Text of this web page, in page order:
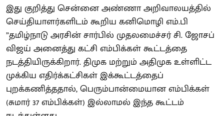
இது குறித்து சென்னை அண்ணா அறிவாலயத்தில்
செய்தியாளர்களிடம் கூறிய கனிமொழி எம்.பி
”தமிழ்நாடு அரசின் சார்பில் முதலமைச்சர் சி. ஜோசப்
விஜய் அனைத்து கட்சி எம்பிக்கள் கூட்டத்தை
நடத்தியிருக்கிறார். திமுக மற்றும் அதிமுக உள்ளிட்ட
முக்கிய எதிர்க்கட்சிகள் இக்கூட்டத்தைப்
புறக்கணித்ததால், பெரும்பான்மையான எம்பிக்கள்
(சுமார் 37 எம்பிக்கள்) இல்லாமல் இந்த கூட்டம்